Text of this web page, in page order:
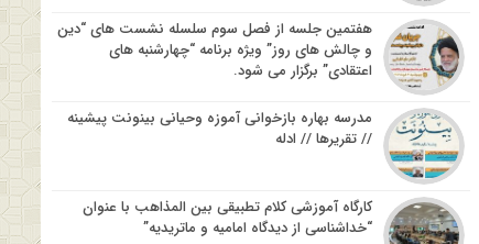
هفتمین جلسه از فصل سوم سلسله نشست های “دین
و چالش های روز” ویژه برنامه “چهارشنبه های
اعتقادی” برگزار می شود.
مدرسه بهاره بازخوانی آموزه وحیانی بینونت پیشینه
// تقریرها // ادله
کارگاه آموزشی کلام تطبیقی بین المذاهب با عنوان
“خداشناسی از دیدگاه امامیه و ماتریدیه”